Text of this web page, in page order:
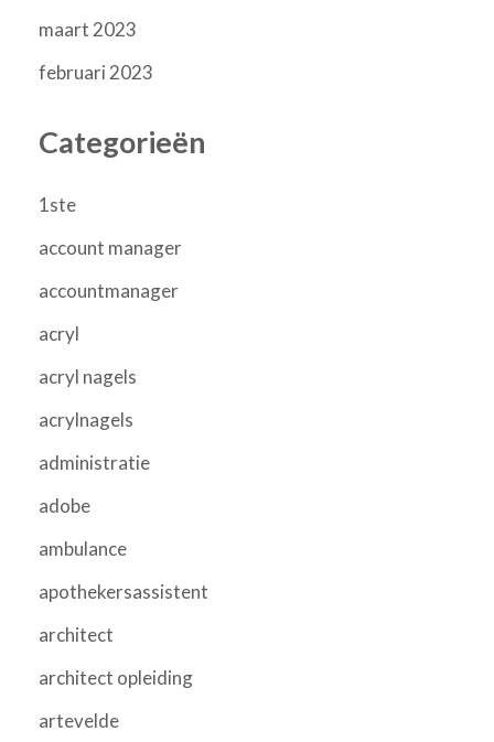
maart 2023
februari 2023
Categorieën
1ste
account manager
accountmanager
acryl
acryl nagels
acrylnagels
administratie
adobe
ambulance
apothekersassistent
architect
architect opleiding
artevelde